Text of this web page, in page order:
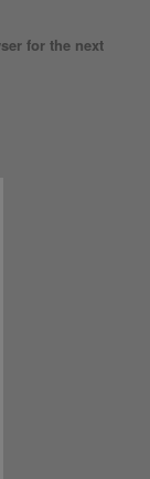
for the next